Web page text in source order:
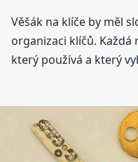
Věšák na klíče by měl
organizaci klíčů.
který používá a který